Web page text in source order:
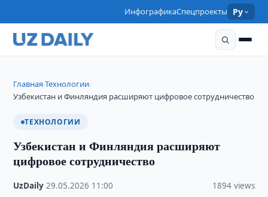
ИнфографикаСпецпроекты Ру
Главная›Технологии›
Узбекистан и Финляндия расширяют цифровое сотрудничество
ТЕХНОЛОГИИ
Узбекистан и Финляндия расширяют
цифровое сотрудничество
UzDaily ·29.05.2026 11:00 1894 views